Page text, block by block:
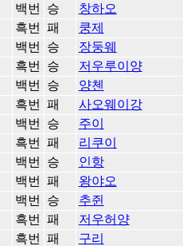
백번 승 창하오
흑번 패 쿵제
백번 승 장둥웨
흑번 승 저우루이양
백번 승 양첸
흑번 패 사오웨이강
백번 승 주이
흑번 패 리쿠이
백번 승 인항
백번 패 왕야오
백번 승 추쥔
흑번 패 저우허양
흑번 패 구리